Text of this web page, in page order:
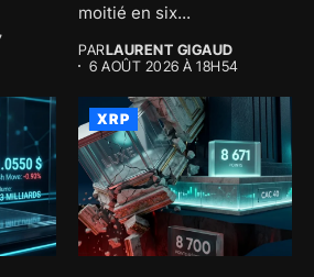
moitié en six...
PARLAURENT GIGAUD
6 AOÛT 2026 À 18H54
XRP